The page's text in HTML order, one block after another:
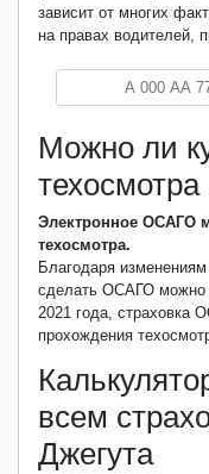
зависит от многих
на правах водителей,
Можно ли
Электронное ОСАГО
техосмотра.
Благодаря
сделать ОСАГО можно
2021 года, страховка
прохождения
всем
Джегута